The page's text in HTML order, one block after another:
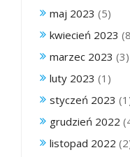
maj 2023 (5)
kwiecień 2023
marzec 2023 (3)
luty 2023 (1)
styczeń 2023
grudzień 2022
listopad 2022